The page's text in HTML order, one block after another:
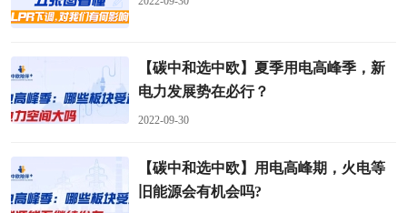
【碳中和选中欧】夏季用电高峰季，新
电力发展势在必行？
2022-09-30
【碳中和选中欧】用电高峰期，火电等
旧能源会有机会吗?